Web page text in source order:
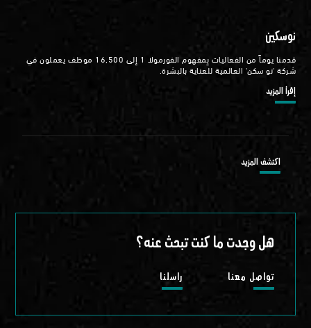
نوسكين
قدمنا يوماً من الفعاليات بِمفهوم الفورمولا 1 إلى 16,500 موظف يعملون في
شركة 'نو سكن' العالمية للعناية بالبشرة.
إقرأ المزيد
اكتشف المزيد
هل وجدت ما كنت تبحث عنه؟
تواصل معنا راسلنا